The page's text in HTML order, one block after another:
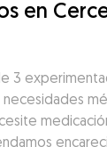
en
3